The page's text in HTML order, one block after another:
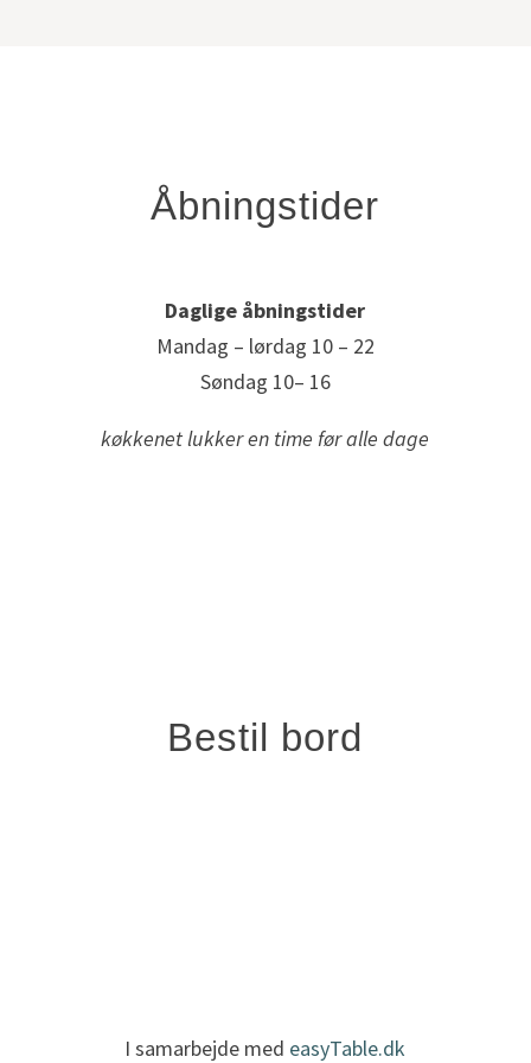
Åbningstider
Daglige åbningstider
Mandag – lørdag 10 – 22
Søndag 10– 16
køkkenet lukker en time før alle dage
Bestil bord
I samarbejde med easyTable.dk